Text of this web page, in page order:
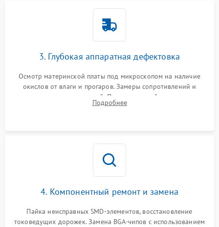
3. Глубокая аппаратная дефектовка
Осмотр материнской платы под микроскопом на наличие
окислов от влаги и прогаров. Замеры сопротивлений и
дежурных напряжений. Проверка цепей питания,
мультиконтроллера, процессора и видеочипа.
Подробнее
4. Компонентный ремонт и замена
Пайка неисправных SMD-элементов, восстановление
токоведущих дорожек. Замена BGA-чипов с использованием